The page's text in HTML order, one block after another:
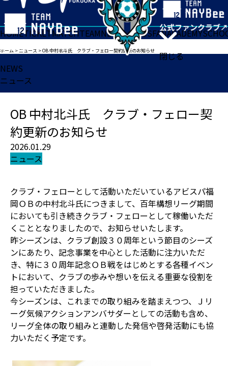
閉じる
HOMETICKETMATCHTEAMNEWSGOODSFANACADEMY
ホーム >ニュース >OB 中村北斗氏 クラブ・フェロー契約更新のお知らせ
NEWS
ニュース
OB 中村北斗氏 クラブ・フェロー契
約更新のお知らせ
2026.01.29
ニュース
クラブ・フェローとして活動いただいているアビスパ福
岡ＯＢの中村北斗氏につきまして、百年構想リーグ期間
においても引き続きクラブ・フェローとして稼働いただ
くこととなりましたので、お知らせいたします。
昨シーズンは、クラブ創設３０周年という節目のシーズ
ンにあたり、記念事業を中心とした活動に注力いただ
き、特に３０周年記念ＯＢ戦をはじめとする各種イベン
トにおいて、クラブの歩みや想いを伝える重要な役割を
担っていただきました。
今シーズンは、これまでの取り組みを踏まえつつ、Ｊリ
ーグ気候アクションアンバサダーとしての活動も含め、
リーグ全体の取り組みと連動した発信や啓発活動にも協
力いただく予定です。